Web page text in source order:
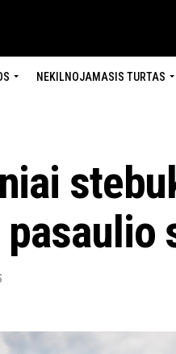
NEKILNOJAMASIS TURTAS